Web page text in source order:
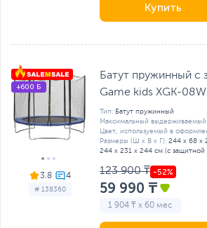
Купить
3.8
# 138360
+600 Б
Батут пружинный с
Game kids XGK-08W
Тип: Батут пружинный
Максимальный выдерживаемый
Цвет, используемый в
Размеры (Ш х В х Г): 244 х 68 х
244 х 231 х 244 см (с защитной
123 900 ₸
59 990 ₸
1 904 ₸ x 60 мес